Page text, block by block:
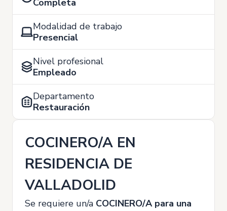
Completa
Modalidad de trabajo
Presencial
Nivel profesional
Empleado
Departamento
Restauración
COCINERO/A EN
RESIDENCIA DE
VALLADOLID
Se requiere un/a COCINERO/A para una